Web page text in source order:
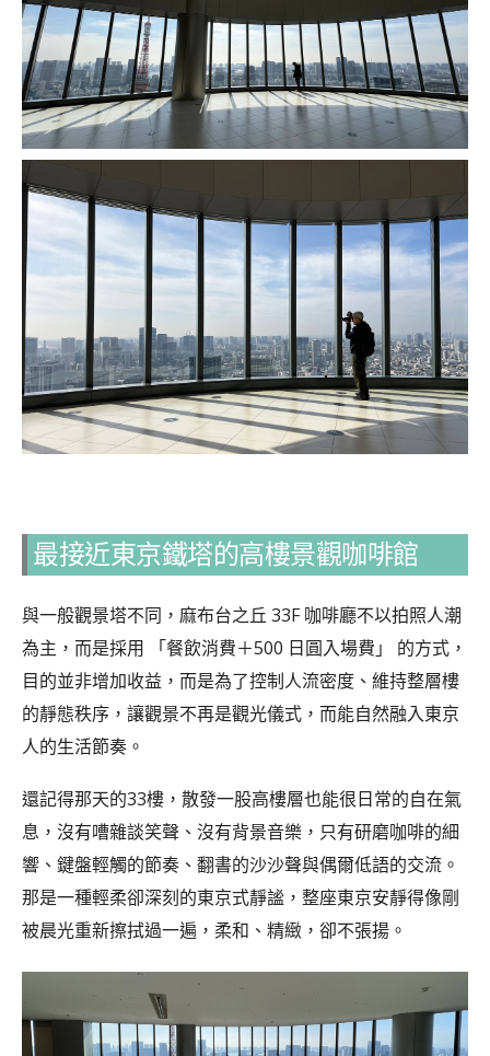
最接近東京鐵塔的高樓景觀咖啡館
與一般觀景塔不同，麻布台之丘 33F 咖啡廳不以拍照人潮
為主，而是採用 「餐飲消費＋500 日圓入場費」 的方式，
目的並非增加收益，而是為了控制人流密度、維持整層樓
的靜態秩序，讓觀景不再是觀光儀式，而能自然融入東京
人的生活節奏。
還記得那天的33樓，散發一股高樓層也能很日常的自在氣
息，沒有嘈雜談笑聲、沒有背景音樂，只有研磨咖啡的細
響、鍵盤輕觸的節奏、翻書的沙沙聲與偶爾低語的交流。
那是一種輕柔卻深刻的東京式靜謐，整座東京安靜得像剛
被晨光重新擦拭過一遍，柔和、精緻，卻不張揚。